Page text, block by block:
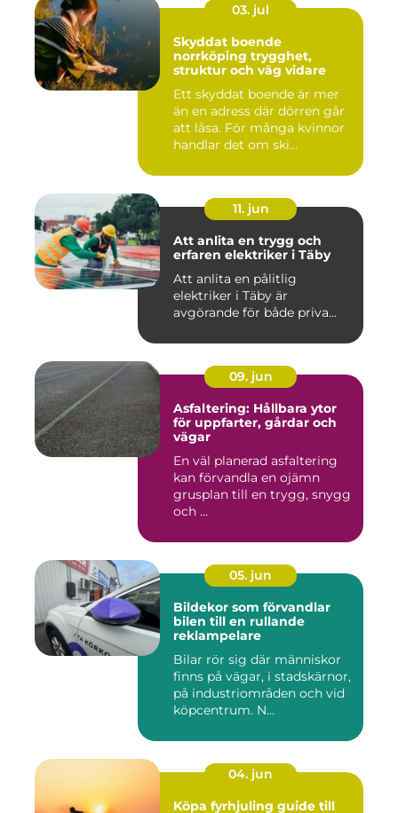
03. jul
Skyddat boende
norrköping trygghet,
struktur och väg vidare
Ett skyddat boende är mer
än en adress där dörren går
att låsa. För många kvinnor
handlar det om ski...
11. jun
Att anlita en trygg och
erfaren elektriker i Täby
Att anlita en pålitlig
elektriker i Täby är
avgörande för både priva...
09. jun
Asfaltering: Hållbara ytor
för uppfarter, gårdar och
vägar
En väl planerad asfaltering
kan förvandla en ojämn
grusplan till en trygg, snygg
och ...
05. jun
Bildekor som förvandlar
bilen till en rullande
reklampelare
Bilar rör sig där människor
finns på vägar, i stadskärnor,
på industriområden och vid
köpcentrum. N...
04. jun
Köpa fyrhjuling guide till